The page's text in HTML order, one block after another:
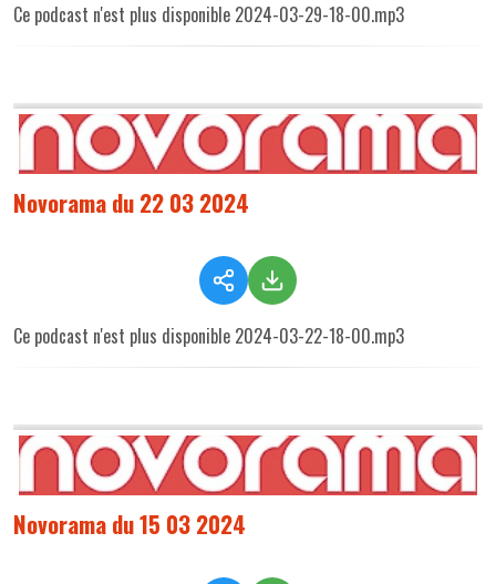
Ce podcast n'est plus disponible 2024-03-29-18-00.mp3
Novorama du 22 03 2024
Ce podcast n'est plus disponible 2024-03-22-18-00.mp3
Novorama du 15 03 2024